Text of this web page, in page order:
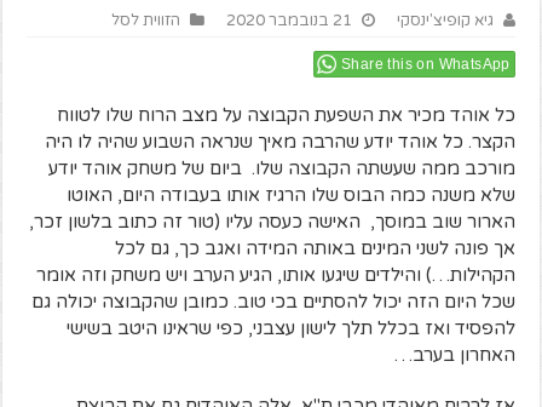
גיא קופיצ'ינסקי 21 בנובמבר 2020 הזווית לסל
Share this on WhatsApp
כל אוהד מכיר את השפעת הקבוצה על מצב הרוח שלו לטווח
הקצר. כל אוהד יודע שהרבה מאיך שנראה השבוע שהיה לו היה
מורכב ממה שעשתה הקבוצה שלו. ביום של משחק אוהד יודע
שלא משנה כמה הבוס שלו הרגיז אותו בעבודה היום, האוטו
הארור שוב במוסך, האישה כעסה עליו (טור זה כתוב בלשון זכר,
אך פונה לשני המינים באותה המידה ואגב כך, גם לכל
הקהילות…) והילדים שיגעו אותו, הגיע הערב ויש משחק וזה אומר
שכל היום הזה יכול להסתיים בכי טוב. כמובן שהקבוצה יכולה גם
להפסיד ואז בכלל תלך לישון עצבני, כפי שראינו היטב בשישי
האחרון בערב…